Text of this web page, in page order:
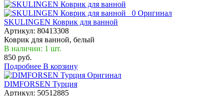
Оригинал
SKULINGEN Коврик для ванной
Артикул: 80413308
Коврик для ванной, белый
В наличии: 1 шт.
850 руб.
Подробнее В корзину
Оригинал
DIMFORSEN Турция
Артикул: 50512885